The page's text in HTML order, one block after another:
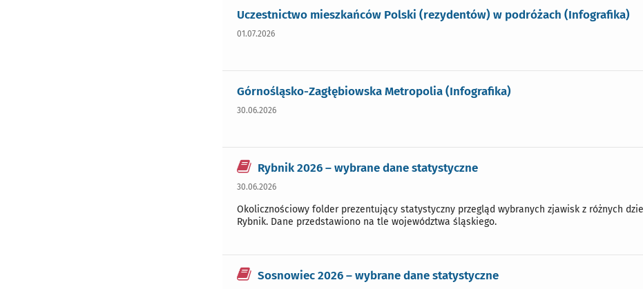
Uczestnictwo mieszkańców Polski (rezydentów) w podróżach (Infografika)
01.07.2026
Górnośląsko-Zagłębiowska Metropolia (Infografika)
30.06.2026
Rybnik 2026 – wybrane dane statystyczne
30.06.2026
Okolicznościowy folder prezentujący statystyczny przegląd wybranych zjawisk z różnych
Rybnik. Dane przedstawiono na tle województwa śląskiego.
Sosnowiec 2026 – wybrane dane statystyczne